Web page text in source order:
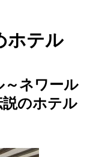
ホテル
ネワール
のホテル